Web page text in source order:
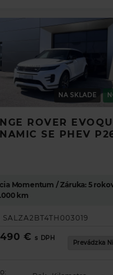
PREHĽAD
VAŠE VOZIDLO
NA SKLADE
ROVER
SE PHEV
Momentum / Záruka: 5
km
SALZA2BT4TH003019
€ s DPH
Prevádzka